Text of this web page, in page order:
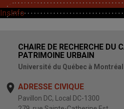
SoutChaire
InsInfo
CHAIRE DE RECHERCHE DU
PATRIMOINE URBAIN
Université du Québec à Montréal
ADRESSE CIVIQUE
Pavillon DC, Local DC-1300